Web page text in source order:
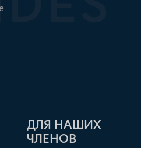
ДЛЯ НАШИХ
ЧЛЕНОВ